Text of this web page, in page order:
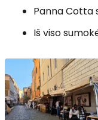
Panna Cotta
Iš viso